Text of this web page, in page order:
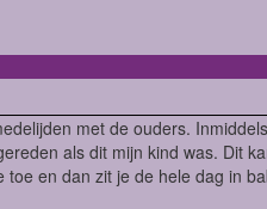
met de ouders.
als dit mijn kind was. Dit
toe en dan zit je de hele dag in